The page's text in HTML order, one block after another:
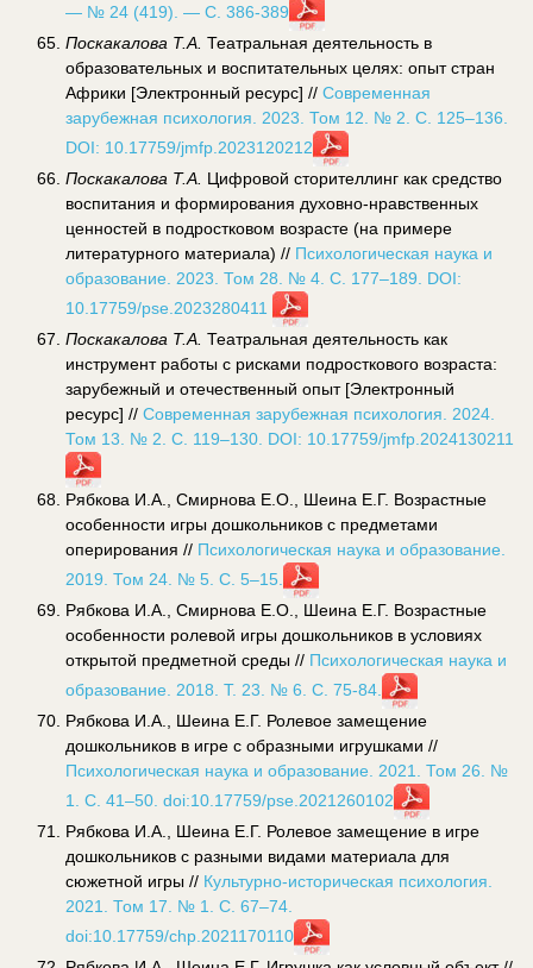
— № 24 (419). — С. 386-389
Поскакалова Т.А. Театральная деятельность в
образовательных и воспитательных целях: опыт стран
Африки [Электронный ресурс] // Современная
зарубежная психология. 2023. Том 12. № 2. С. 125–136.
DOI: 10.17759/jmfp.2023120212
Поскакалова Т.А. Цифровой сторителлинг как средство
воспитания и формирования духовно-нравственных
ценностей в подростковом возрасте (на примере
литературного материала) // Психологическая наука и
образование. 2023. Том 28. № 4. С. 177–189. DOI:
10.17759/pse.2023280411
Поскакалова Т.А. Театральная деятельность как
инструмент работы с рисками подросткового возраста:
зарубежный и отечественный опыт [Электронный
ресурс] // Современная зарубежная психология. 2024.
Том 13. № 2. С. 119–130. DOI: 10.17759/jmfp.2024130211
Рябкова И.А., Смирнова Е.О., Шеина Е.Г. Возрастные
особенности игры дошкольников с предметами
оперирования // Психологическая наука и образование.
2019. Том 24. № 5. С. 5–15.
Рябкова И.А., Смирнова Е.О., Шеина Е.Г. Возрастные
особенности ролевой игры дошкольников в условиях
открытой предметной среды // Психологическая наука и
образование. 2018. Т. 23. № 6. С. 75-84.
Рябкова И.А., Шеина Е.Г. Ролевое замещение
дошкольников в игре с образными игрушками //
Психологическая наука и образование. 2021. Том 26. №
1. С. 41–50. doi:10.17759/pse.2021260102
Рябкова И.А., Шеина Е.Г. Ролевое замещение в игре
дошкольников с разными видами материала для
сюжетной игры // Культурно-историческая психология.
2021. Том 17. № 1. С. 67–74.
doi:10.17759/chp.2021170110